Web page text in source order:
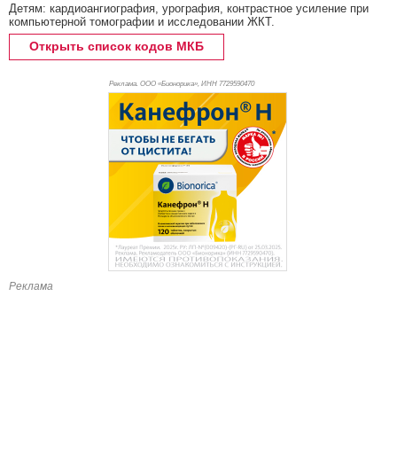
Детям: кардиоангиография, урография, контрастное усиление при
компьютерной томографии и исследовании ЖКТ.
Открыть список кодов МКБ
Реклама. ООО «Бионорика», ИНН 7729590470
Реклама